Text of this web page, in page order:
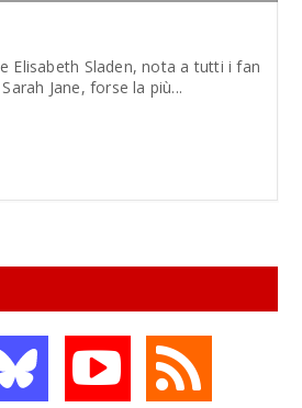
Elisabeth Sladen, nota a tutti i fan
Jane, forse la più...